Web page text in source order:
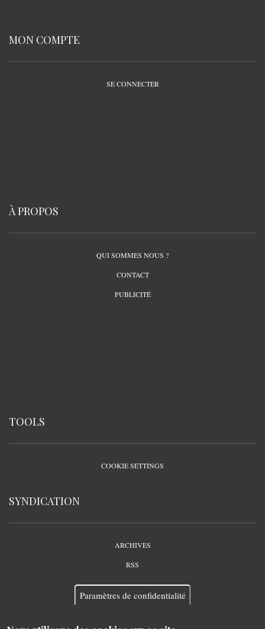
MON COMPTE
SE CONNECTER
À PROPOS
QUI SOMMES NOUS ?
CONTACT
PUBLICITÉ
TOOLS
COOKIE SETTINGS
SYNDICATION
ARCHIVES
RSS
Paramètres de confidentialité